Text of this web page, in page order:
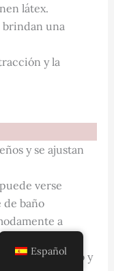
látex.
brindan una
y la
y se ajustan
verse
baño
a
mojado y
Español